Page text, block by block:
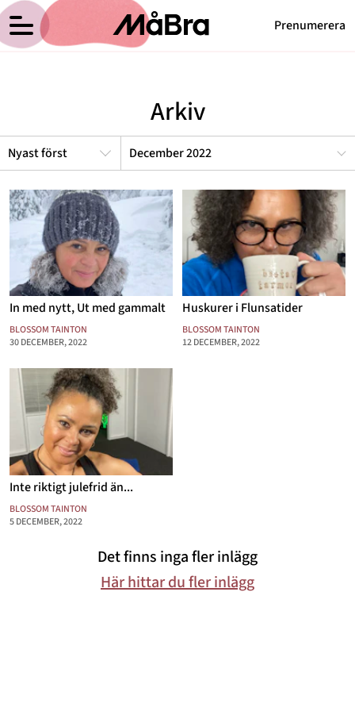
Prenumerera
Medicin
Psykologi
Vikt
Relationer
Nyttig mat
Senaste nytt
Mode & skönhet
Resor
Feelgood
Motherhood
Bloggar
Blossom Taintons blogg Meny
Hem
Om Blossom
Kategorier
Kontakt
Arkiv
December 2022
In med nytt, Ut med gammalt
BLOSSOM TAINTON
30 DECEMBER, 2022
Huskurer i Flunsatider
BLOSSOM TAINTON
12 DECEMBER, 2022
Inte riktigt julefrid än...
BLOSSOM TAINTON
5 DECEMBER, 2022
Det finns inga fler inlägg
Här hittar du fler inlägg